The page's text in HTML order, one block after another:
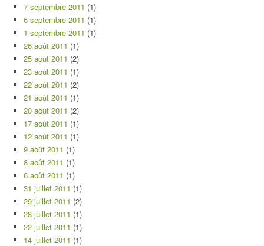
7 septembre 2011 (1)
6 septembre 2011 (1)
1 septembre 2011 (1)
26 août 2011 (1)
25 août 2011 (2)
23 août 2011 (1)
22 août 2011 (2)
21 août 2011 (1)
20 août 2011 (2)
17 août 2011 (1)
12 août 2011 (1)
9 août 2011 (1)
8 août 2011 (1)
6 août 2011 (1)
31 juillet 2011 (1)
29 juillet 2011 (2)
28 juillet 2011 (1)
22 juillet 2011 (1)
14 juillet 2011 (1)